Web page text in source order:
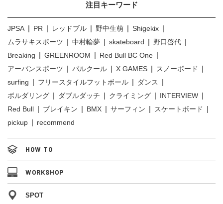
注目キーワード
JPSA PR レッドブル 野中生萌
Shigekix
ムラサキスポーツ
中村輪夢 skateboard
野口啓代
Breaking
GREENROOM
Red Bull BC One
アーバンスポーツ
パルクール X GAMES
スノーボード
surfing
フリースタイルフットボール
ダンス
ボルダリング
ダブルダッチ クライミング
INTERVIEW
Red Bull
ブレイキン BMX サーフィン
スケートボード
pickup
recommend
HOW TO
WORKSHOP
SPOT